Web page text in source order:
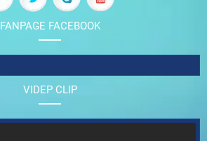
FANPAGE FACEBOOK
VIDEP CLIP